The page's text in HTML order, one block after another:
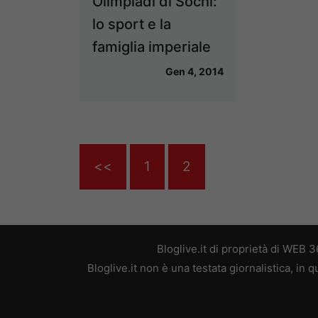
lo sport e la
famiglia imperiale
Gen 4, 2014
<< 1 2
Bloglive.it di proprietà di WEB
Bloglive.it non è una testata giornalistica, in